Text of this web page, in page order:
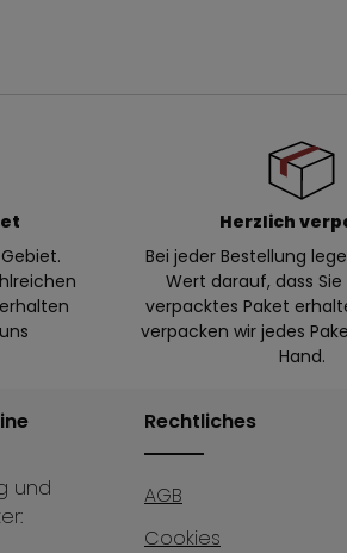
Herzlich
Bei jeder Bestellung
Wert darauf, dass
verpacktes Paket
verpacken wir jedes
Hand.
und
Rechtliches
AGB
Cookies